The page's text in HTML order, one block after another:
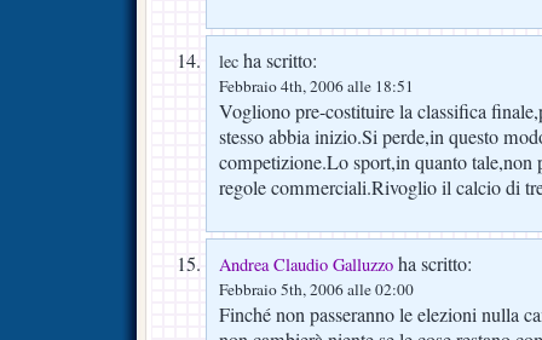
lec ha scritto:
Febbraio 4th, 2006 alle 18:51
Vogliono pre-costituire la classifica
stesso abbia inizio.Si perde,in questo
competizione.Lo sport,in quanto tale,non
regole commerciali.Rivoglio il calcio di
Andrea Claudio Galluzzo ha scritto:
Febbraio 5th, 2006 alle 02:00
Finché non passeranno le elezioni nulla